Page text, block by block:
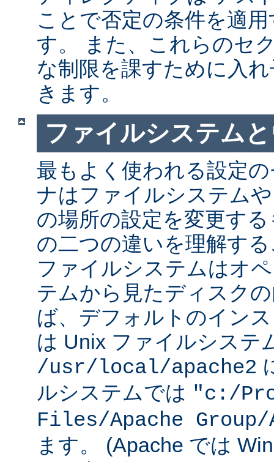
ことで否定の条件を適
す。 また、これらのセ
な制限を課すために入
きます。
ファイルシステム
最もよく使われる設定
ナはファイルシステム
の場所の設定を変更す
の二つの違いを理解す
ファイルシステムはオ
テムから見たディスク
ば、デフォルトのイン
は Unix ファイルシステ
/usr/local/apache2
ルシステムでは "c:/
Files/Apache Group/
ます。 (Apache では